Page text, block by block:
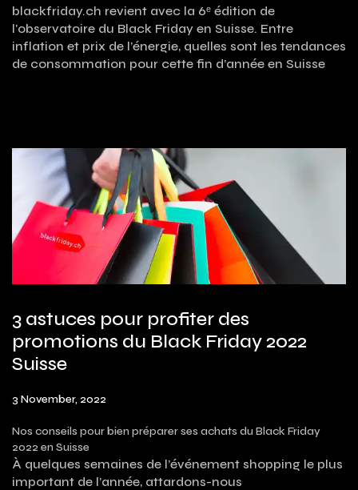
blackfriday.ch revient avec la 6ᵉ édition de
l'observatoire du Black Friday en Suisse. Entre
inflation et prix de l’énergie, quelles sont les tendances
de consommation pour cette fin d’année en Suisse
3 astuces pour profiter des
promotions du Black Friday 2022
Suisse
3 November, 2022
Nos conseils pour bien préparer ses achats du Black Friday
2022 en Suisse
À quelques semaines de l’événement shopping le plus
important de l’année, attardons-nous